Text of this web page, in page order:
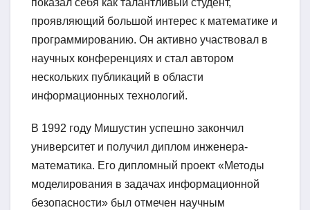
показал себя как талантливый студент,
проявляющий большой интерес к математике и
программированию. Он активно участвовал в
научных конференциях и стал автором
нескольких публикаций в области
информационных технологий.
В 1992 году Мишустин успешно закончил
университет и получил диплом инженера-
математика. Его дипломный проект «Методы
моделирования в задачах информационной
безопасности» был отмечен научным